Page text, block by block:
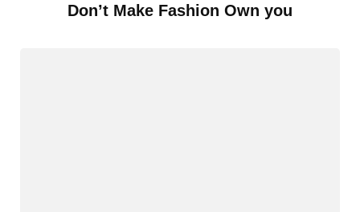
Don’t Make Fashion Own you